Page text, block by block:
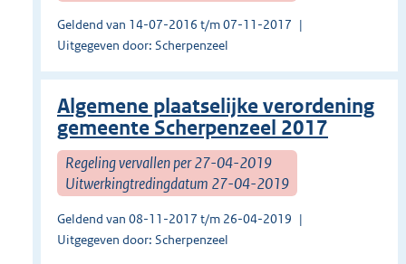
Geldend van 14-07-2016 t/m 07-11-2017
Uitgegeven door: Scherpenzeel
Algemene plaatselijke verordening
gemeente Scherpenzeel 2017
Regeling vervallen per 27-04-2019
Uitwerkingtredingdatum 27-04-2019
Geldend van 08-11-2017 t/m 26-04-2019
Uitgegeven door: Scherpenzeel